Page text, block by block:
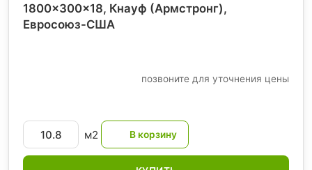
1800x300x18, Кнауф (Армстронг),
Евросоюз-США
позвоните для уточнения цены
м2